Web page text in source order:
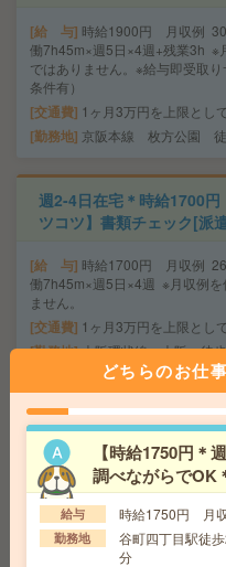
給 与 時給1900円 月収例
働7h45m×週5日×4週+残業3h ※
ではありません。※給与即受取
条件有）
交通費 1ヶ月3万円を上限とし
勤務地 京阪本線 枚方公園
週2-4日在宅＊時給1700
ツコツ】書類チェック[派
給 与 時給1700円 月収例
働7h45m×週5日×4週 ※月収例を
ません。
交通費 1ヶ月3万円を上限とし
勤務地 大阪環状線 大阪 徒
梅田(阪急線) 徒歩2分
給与即払いOK！駅チカ！
け、梱包[派遣]
給 与 時給1700円
交通費 交通費支給有り
勤務地 淀屋橋駅～徒歩3分
どちらのお仕
【時給1750円＊
調べながらでOK
給与 時給1750円 月
勤務地
谷町四丁目駅徒
分